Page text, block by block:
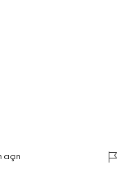
açın